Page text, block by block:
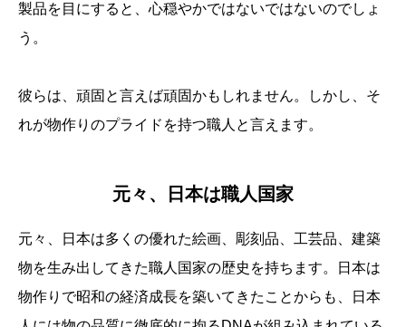
製品を目にすると、心穏やかではないではないのでしょ
う。
彼らは、頑固と言えば頑固かもしれません。しかし、そ
れが物作りのプライドを持つ職人と言えます。
元々、日本は職人国家
元々、日本は多くの優れた絵画、彫刻品、工芸品、建築
物を生み出してきた職人国家の歴史を持ちます。日本は
物作りで昭和の経済成長を築いてきたことからも、日本